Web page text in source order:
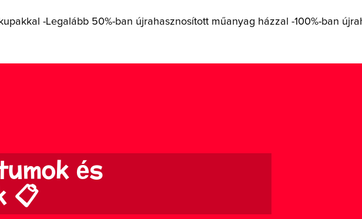
-Legalább 50%-ban újrahasznosított műanyag házzal -100%-ban
és
📋